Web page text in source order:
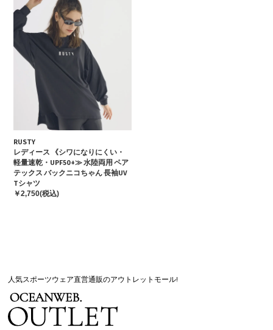
RUSTY
レディース 《シワになりにくい・
軽量速乾・UPF50+≫ 水陸両用 ペア
テックス バックニコちゃん 長袖UV
Tシャツ
￥2,750(税込)
人気スポーツウェア直営通販のアウトレットモール!